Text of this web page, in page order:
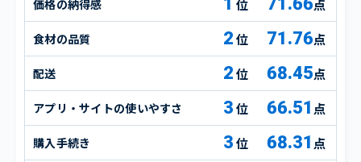
価格の納得感 点
食材の品質 2 71.76点
配送 2 68.45点
アプリ・サイトの使いやすさ 3 66.51 点
購入手続き 3 68.31 点